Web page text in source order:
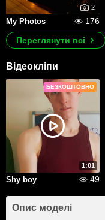
2
My Photos 176
Переглянути всі
Відеокліпи
БЕЗКОШТОВНО
1:01
Shy boy 49
Опис моделі